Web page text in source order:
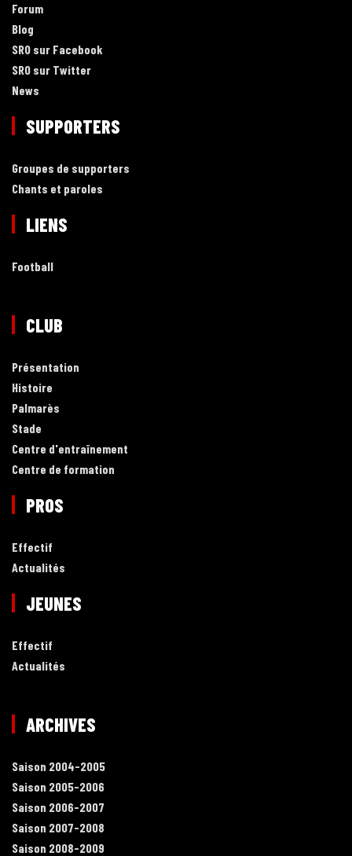
Forum
Blog
SRO sur Facebook
SRO sur Twitter
News
SUPPORTERS
Groupes de supporters
Chants et paroles
LIENS
Football
CLUB
Présentation
Histoire
Palmarès
Stade
Centre d'entraînement
Centre de formation
PROS
Effectif
Actualités
JEUNES
Effectif
Actualités
ARCHIVES
Saison 2004-2005
Saison 2005-2006
Saison 2006-2007
Saison 2007-2008
Saison 2008-2009